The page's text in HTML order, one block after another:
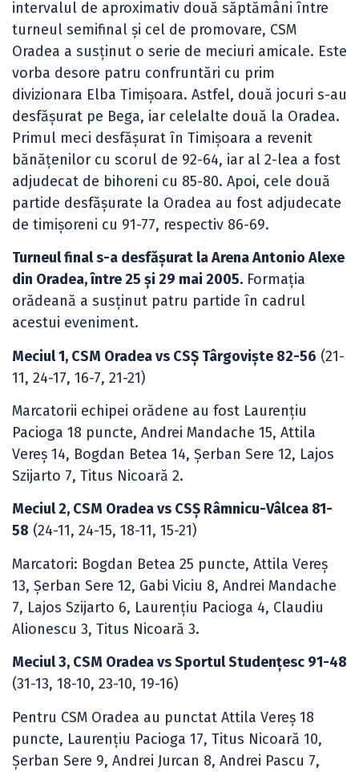
intervalul de aproximativ două săptămâni între
turneul semifinal și cel de promovare, CSM
Oradea a susținut o serie de meciuri amicale. Este
vorba desore patru confruntări cu prim
divizionara Elba Timișoara. Astfel, două jocuri s-au
desfășurat pe Bega, iar celelalte două la Oradea.
Primul meci desfășurat în Timișoara a revenit
bănățenilor cu scorul de 92-64, iar al 2-lea a fost
adjudecat de bihoreni cu 85-80. Apoi, cele două
partide desfășurate la Oradea au fost adjudecate
de timișoreni cu 91-77, respectiv 86-69.
Turneul final s-a desfășurat la Arena Antonio Alexe
din Oradea, între 25 și 29 mai 2005. Formația
orădeană a susținut patru partide în cadrul
acestui eveniment.
Meciul 1, CSM Oradea vs CSȘ Târgoviște 82-56 (21-
11, 24-17, 16-7, 21-21)
Marcatorii echipei orădene au fost Laurențiu
Pacioga 18 puncte, Andrei Mandache 15, Attila
Vereş 14, Bogdan Betea 14, Șerban Sere 12, Lajos
Szijarto 7, Titus Nicoară 2.
Meciul 2, CSM Oradea vs CSȘ Râmnicu-Vâlcea 81-
58 (24-11, 24-15, 18-11, 15-21)
Marcatori: Bogdan Betea 25 puncte, Attila Vereş
13, Șerban Sere 12, Gabi Viciu 8, Andrei Mandache
7, Lajos Szijarto 6, Laurențiu Pacioga 4, Claudiu
Alionescu 3, Titus Nicoară 3.
Meciul 3, CSM Oradea vs Sportul Studențesc 91-48
(31-13, 18-10, 23-10, 19-16)
Pentru CSM Oradea au punctat Attila Vereş 18
puncte, Laurențiu Pacioga 17, Titus Nicoară 10,
Șerban Sere 9, Andrei Jurcan 8, Andrei Pascu 7,